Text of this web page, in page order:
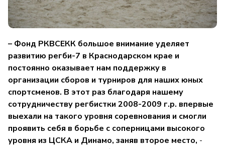
– Фонд РКВСЕКК большое внимание уделяет
развитию регби-7 в Краснодарском крае и
постоянно оказывает нам поддержку в
организации сборов и турниров для наших юных
спортсменов. В этот раз благодаря нашему
сотрудничеству регбистки 2008-2009 г.р. впервые
выехали на такого уровня соревнования и смогли
проявить себя в борьбе с соперницами высокого
уровня из ЦСКА и Динамо, заняв второе место, -